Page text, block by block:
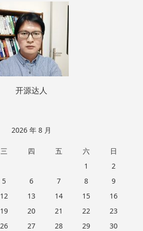
开源达人
2026 年 8 月
三 四 五 六
日
1
2
5 6 7 8
9
12 13 14 15
16
19 20 21 22
23
26 27 28 29
30